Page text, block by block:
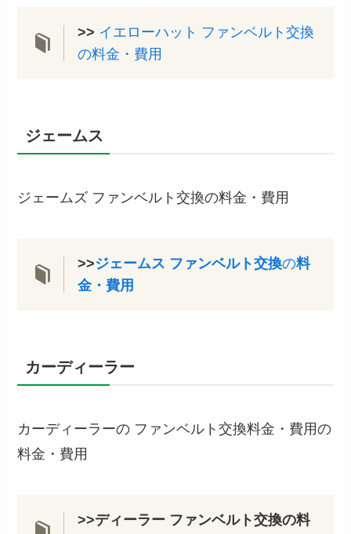
>> イエローハット ファンベルト交換
の料金・費用
ジェームス
ジェームズ ファンベルト交換の料金・費用
>>ジェームス ファンベルト交換の料
金・費用
カーディーラー
カーディーラーの ファンベルト交換料金・費用の
料金・費用
>>ディーラー ファンベルト交換の料